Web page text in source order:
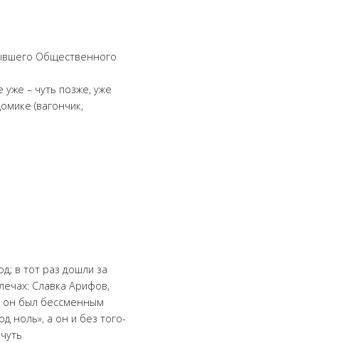
Общественного
– чуть позже, уже
(вагончик,
в тот раз дошли за
Славка Арифов,
он был бессменным
ноль», а он и без того-